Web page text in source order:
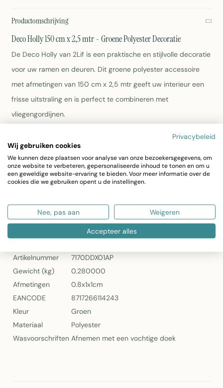
Productomschrijving
Deco Holly 150 cm x 2,5 mtr - Groene Polyester Decoratie
De Deco Holly van 2Lif is een praktische en stijlvolle decoratie
voor uw ramen en deuren. Dit groene polyester accessoire
met afmetingen van 150 cm x 2,5 mtr geeft uw interieur een
frisse uitstraling en is perfect te combineren met
vliegengordijnen.
Kleur: Groen
Materiaal: Polyester
Gewicht: 280 gram
Onderhoud: Afnemen met vochtige doek
Deco Holly 150 cm x 2,5 mtr van 2Lif
Artikelnummer
7170DDX01AP
Gewicht (kg)
0.280000
Afmetingen
0.8x1x1cm
EANCODE
8717266114243
Kleur
Groen
Materiaal
Polyester
Wasvoorschriften Afnemen met een vochtige doek
Privacybeleid
Wij gebruiken cookies
We kunnen deze plaatsen voor analyse van onze bezoekersgegevens, om
onze website te verbeteren, gepersonaliseerde inhoud te tonen en om u
een geweldige website-ervaring te bieden. Voor meer informatie over de
cookies die we gebruiken opent u de instellingen.
Nee, pas aan Weigeren
Accepteer alles